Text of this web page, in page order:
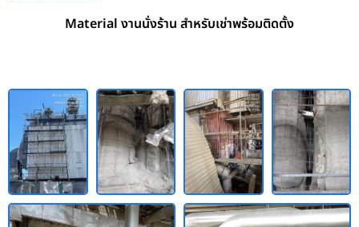
Material งานนั่งร้าน สำหรับเช่าพร้อมติดตั้ง